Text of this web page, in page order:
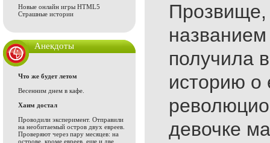
Новые онлайн игры HTML5
Страшные истории
Анекдоты
Что же будет летом
Весенним днем в кафе.
Хаим достал
Проводили эксперимент. Отправили
на необитаемый остров двух евреев.
Проверяют через пару месяцев: на
острове, кроме евреев, еще и две
Прозвище,
получила
историю о
девочке